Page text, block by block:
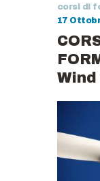
corsi di
17